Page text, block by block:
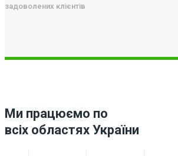
задоволених клієнтів
Ми працюємо по
всіх областях України